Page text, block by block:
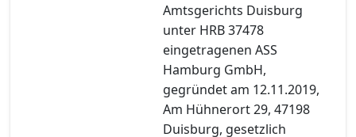
Amtsgerichts Duisburg
unter HRB 37478
eingetragenen ASS
Hamburg GmbH,
gegründet am 12.11.2019,
Am Hühnerort 29, 47198
Duisburg, gesetzlich